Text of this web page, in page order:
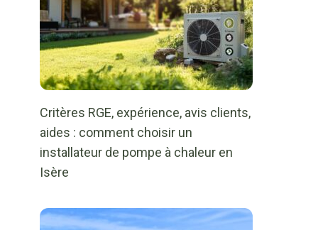
Critères RGE, expérience, avis clients,
aides : comment choisir un
installateur de pompe à chaleur en
Isère